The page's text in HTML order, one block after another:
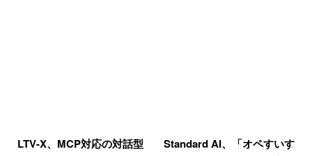
LTV-X、MCP対応の対話型
Standard AI、「オペすいす